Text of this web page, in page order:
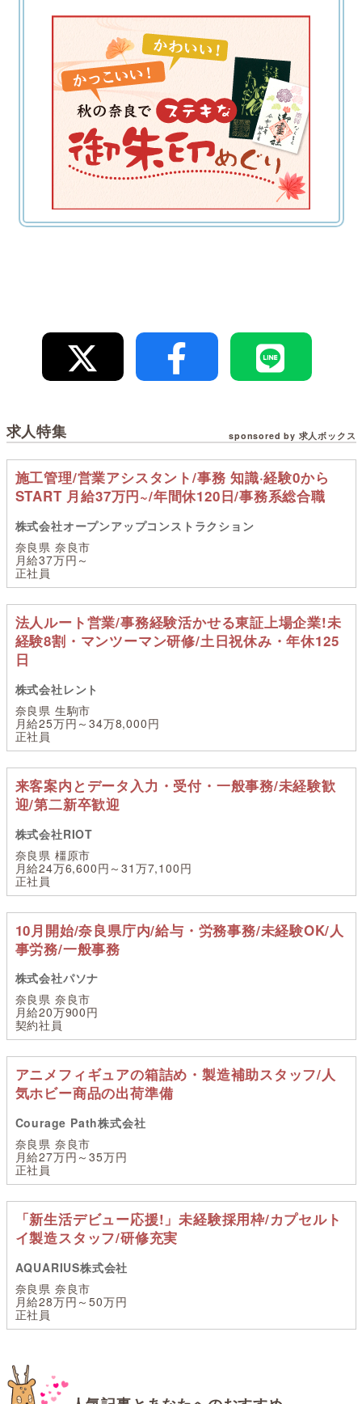
求人特集 sponsored by 求人ボックス
施工管理/営業アシスタント/事務 知識·経験0から
START 月給37万円~/年間休120日/事務系総合職
株式会社オープンアップコンストラクション
奈良県 奈良市
月給37万円～
正社員
法人ルート営業/事務経験活かせる東証上場企業!未
経験8割・マンツーマン研修/土日祝休み・年休125
日
株式会社レント
奈良県 生駒市
月給25万円～34万8,000円
正社員
来客案内とデータ入力・受付・一般事務/未経験歓
迎/第二新卒歓迎
株式会社RIOT
奈良県 橿原市
月給24万6,600円～31万7,100円
正社員
10月開始/奈良県庁内/給与・労務事務/未経験OK/人
事労務/一般事務
株式会社パソナ
奈良県 奈良市
月給20万900円
契約社員
アニメフィギュアの箱詰め・製造補助スタッフ/人
気ホビー商品の出荷準備
Courage Path株式会社
奈良県 奈良市
月給27万円～35万円
正社員
「新生活デビュー応援!」未経験採用枠/カプセルト
イ製造スタッフ/研修充実
AQUARIUS株式会社
奈良県 奈良市
月給28万円～50万円
正社員